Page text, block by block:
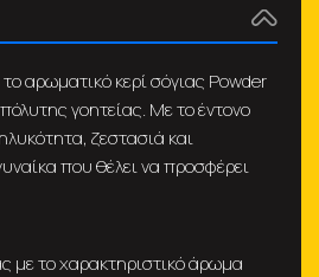
αρωματικό κερί σόγιας Powder
γοητείας. Με το έντονο
ζεστασιά και
που θέλει να προσφέρει
με το χαρακτηριστικό άρωμα